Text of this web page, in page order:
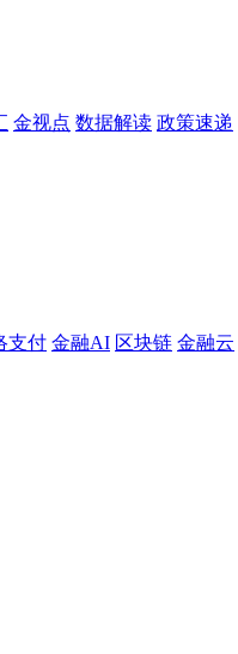
金视点 数据解读 政策速递
支付 金融AI 区块链 金融云